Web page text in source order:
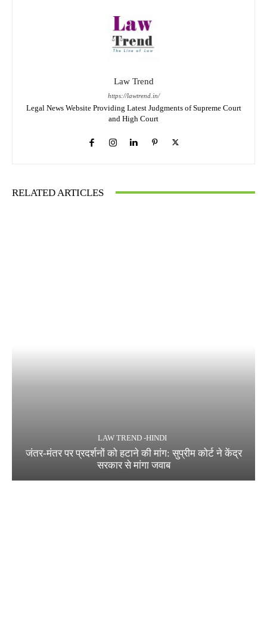
Law Trend
https://lawtrend.in/
Legal News Website Providing Latest Judgments of Supreme Court
and High Court
RELATED ARTICLES
LAW TREND -HINDI
जंतर-मंतर पर प्रदर्शनों को हटाने की मांग: सुप्रीम कोर्ट ने केंद्र
सरकार से मांगा जवाब